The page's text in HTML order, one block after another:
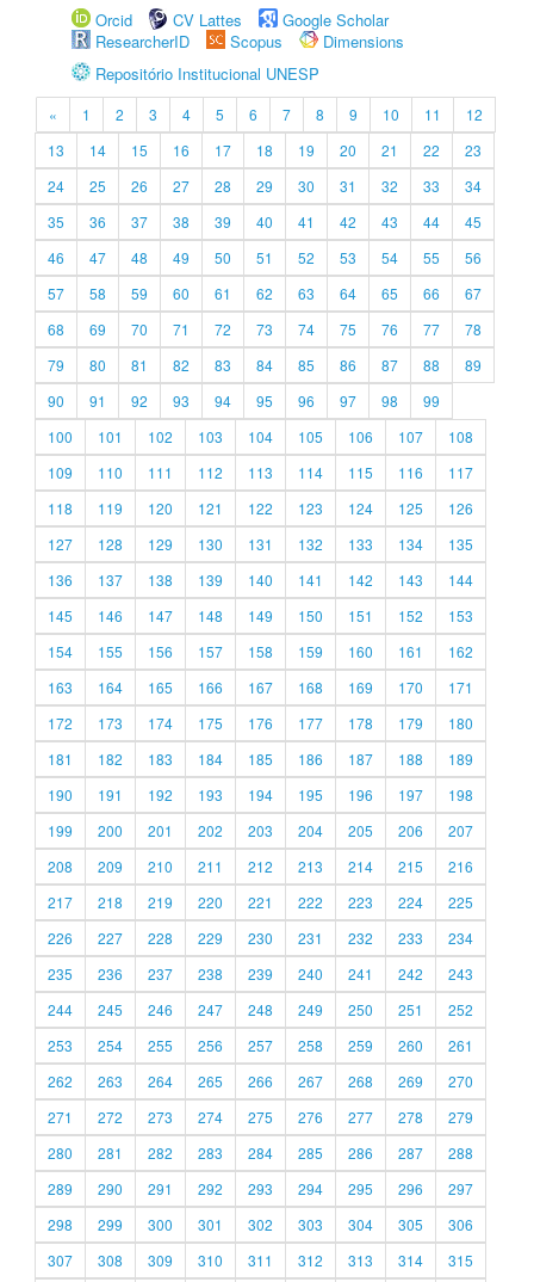
Orcid
CV Lattes
Google Scholar
ResearcherID
Scopus
Dimensions
Repositório Institucional UNESP
« 1 2 3 4 5 6 7 8 9 10 11
12
13
14 15 16 17 18 19 20 21 22
23
24
25 26 27 28 29 30 31 32 33
34
35
36 37 38 39 40 41 42 43 44
45
46
47 48 49 50 51 52 53 54 55
56
57
58 59 60 61 62 63 64 65 66
67
68
69 70 71 72 73 74 75 76 77
78
79
80 81 82 83 84 85 86 87 88
89
90
91 92 93 94 95 96 97 98
99
100
101 102 103 104 105 106 107
108
109
110 111 112 113 114 115 116
117
118
119 120 121 122 123 124 125
126
127
128 129 130 131 132 133 134
135
136
137 138 139 140 141 142 143
144
145
146 147 148 149 150 151 152
153
154
155 156 157 158 159 160 161
162
163
164 165 166 167 168 169 170
171
172
173 174 175 176 177 178 179
180
181
182 183 184 185 186 187 188
189
190
191 192 193 194 195 196 197
198
199
200 201 202 203 204 205 206
207
208
209 210 211 212 213 214 215
216
217
218 219 220 221 222 223 224
225
226
227 228 229 230 231 232 233
234
235
236 237 238 239 240 241 242
243
244
245 246 247 248 249 250 251
252
253
254 255 256 257 258 259 260
261
262
263 264 265 266 267 268 269
270
271
272 273 274 275 276 277 278
279
280
281 282 283 284 285 286 287
288
289
290 291 292 293 294 295 296
297
298
299 300 301 302 303 304 305
306
307
308 309 310 311 312 313 314 315